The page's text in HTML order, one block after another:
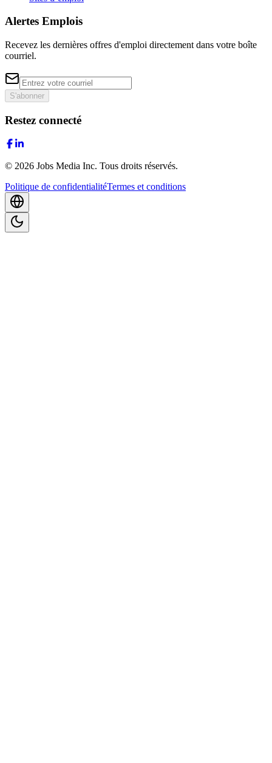
Alertes Emplois
Recevez les dernières offres d'emploi directement dans votre boîte
courriel.
S'abonner
Restez connecté
© 2026 Jobs Media Inc. Tous droits réservés.
Politique de confidentialitéTermes et conditions